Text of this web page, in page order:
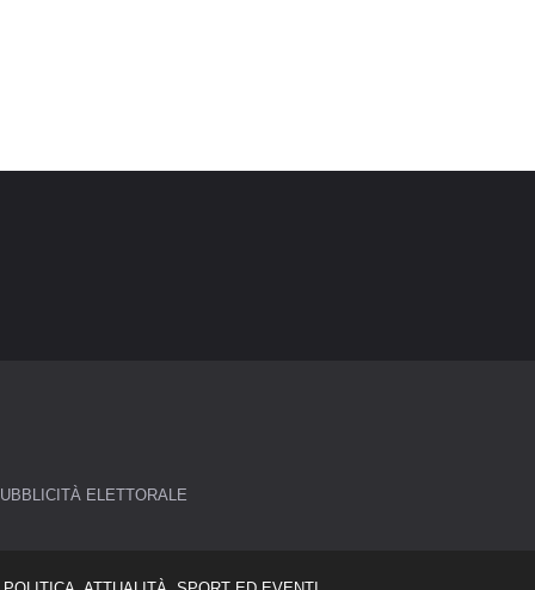
ELETTORALE